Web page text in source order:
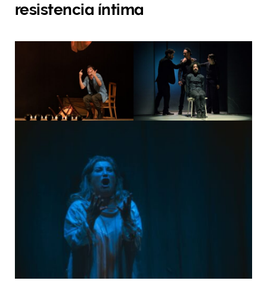
resistencia íntima